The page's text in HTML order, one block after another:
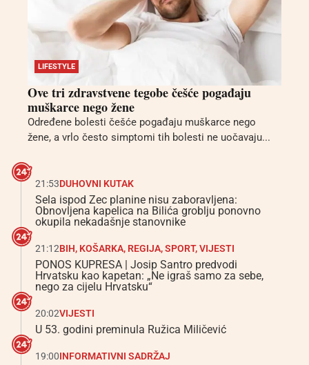
LIFESTYLE
Ove tri zdravstvene tegobe češće pogađaju
muškarce nego žene
Određene bolesti češće pogađaju muškarce nego
žene, a vrlo često simptomi tih bolesti ne uočavaju...
21:53DUHOVNI KUTAK
Sela ispod Zec planine nisu zaboravljena:
Obnovljena kapelica na Bilića groblju ponovno
okupila nekadašnje stanovnike
21:12BIH, KOŠARKA, REGIJA,SPORT,VIJESTI
PONOS KUPRESA | Josip Santro predvodi
Hrvatsku kao kapetan: „Ne igraš samo za sebe,
nego za cijelu Hrvatsku“
20:02VIJESTI
U 53. godini preminula Ružica Miličević
19:00INFORMATIVNI SADRŽAJ